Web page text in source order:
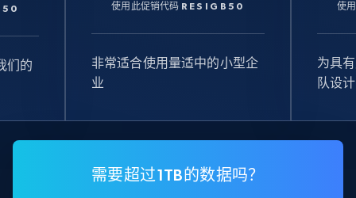
们的
使用此促销代码 RESIGB50
非常适合使用量适中的小型企
业
使
为具
队设计
需要超过1TB的数据吗？